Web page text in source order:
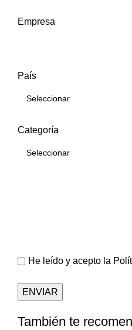
Empresa
País
Categoría
He leído y acepto la
También te